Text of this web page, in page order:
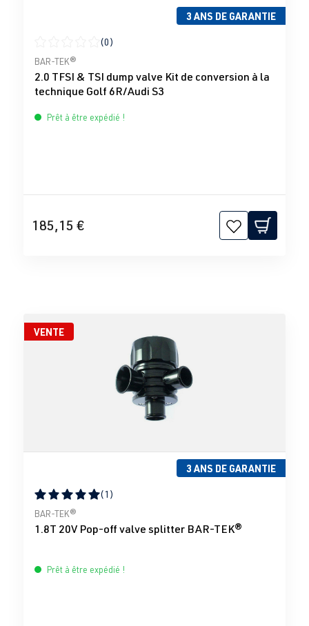
3 ANS DE GARANTIE
Note moyenne de 0 sur 5 étoiles
(0)
BAR-TEK®
2.0 TFSI & TSI dump valve Kit de conversion à la
technique Golf 6R/Audi S3
Prêt à être expédié !
185,15 €
VENTE
3 ANS DE GARANTIE
Note moyenne de 5 sur 5 étoiles
(1)
BAR-TEK®
1.8T 20V Pop-off valve splitter BAR-TEK®
Prêt à être expédié !